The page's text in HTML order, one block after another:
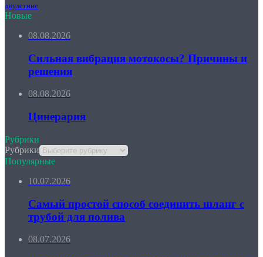
двулетние
Новые
08.08.2026
Сильная вибрация мотокосы? Причины и
решения
08.08.2026
Цинерария
Рубрики
Рубрики
Популярные
10.07.2026
Самый простой способ соединить шланг с
трубой для полива
08.07.2026